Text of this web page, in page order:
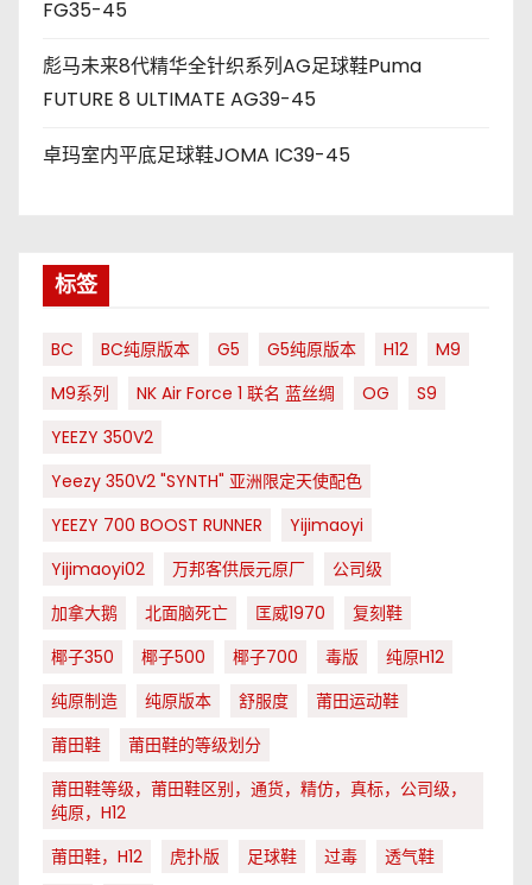
FG35-45
彪马未来8代精华全针织系列AG足球鞋Puma
FUTURE 8 ULTIMATE AG39-45
卓玛室内平底足球鞋JOMA IC39-45
标签
BC BC纯原版本 G5 G5纯原版本 H12
M9
M9系列
NK Air Force 1 联名 蓝丝绸 OG
S9
YEEZY 350V2
Yeezy 350V2 "SYNTH" 亚洲限定天使配色
YEEZY 700 BOOST RUNNER
Yijimaoyi
Yijimaoyi02
万邦客供辰元原厂
公司级
加拿大鹅
北面脑死亡 匡威1970
复刻鞋
椰子350
椰子500 椰子700 毒版
纯原H12
纯原制造
纯原版本 舒服度
莆田运动鞋
莆田鞋
莆田鞋的等级划分
莆田鞋等级，莆田鞋区别，通货，精仿，真标，公司级，
纯原，H12
莆田鞋，H12
虎扑版 足球鞋 过毒
透气鞋